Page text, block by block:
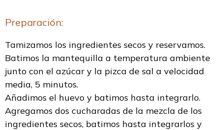
Preparación:
Tamizamos los ingredientes secos y reservamos.
Batimos la mantequilla a temperatura ambiente
junto con el azúcar y la pizca de sal a velocidad
media, 5 minutos.
Añadimos el huevo y batimos hasta integrarlo.
Agregamos dos cucharadas de la mezcla de los
ingredientes secos, batimos hasta integrarlos y